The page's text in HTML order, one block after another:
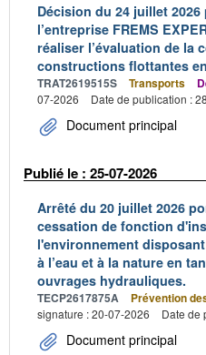
Décision du 24 juillet
l’entreprise FREMS
réaliser l’évaluation de la
constructions flottantes
TRAT2619515S Transports
07-2026
Date de publication :
Document principal
Publié le : 25-07-2026
Arrêté du 20 juillet 2026
cessation de fonction
l'environnement
à l’eau et à la nature en
ouvrages hydrauliques.
TECP2617875A Prévention
signature : 20-07-2026
Date de
Document principal